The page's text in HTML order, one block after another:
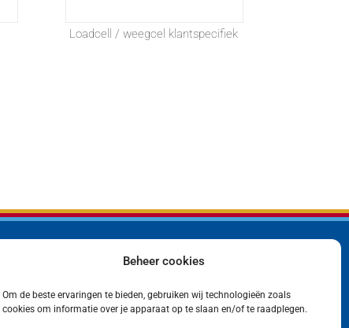
Beheer cookies
Om de beste ervaringen te bieden, gebruiken wij technologieën zoals
cookies om informatie over je apparaat op te slaan en/of te raadplegen.
Loadcell / weegcel klantspecifiek
Contact
Privacyverklaring